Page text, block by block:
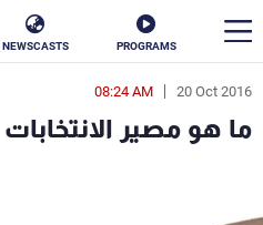
PROGRAMS
NEWSCASTS
20 Oct 2016
08:24 AM
ما هو مصير الانتخابات
en
الأخبار